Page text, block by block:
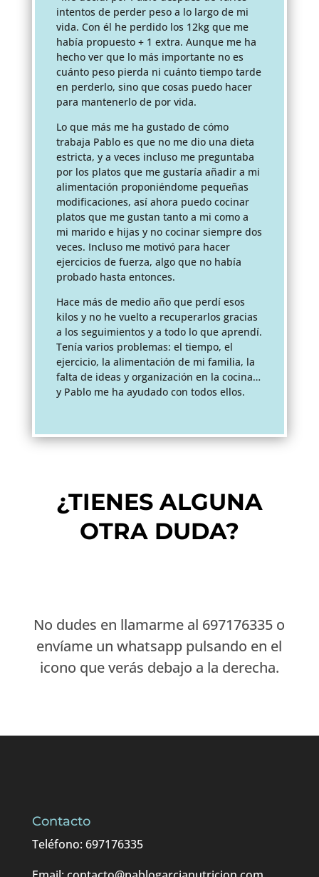
intentos de perder peso a lo largo de mi
vida. Con él he perdido los 12kg que me
había propuesto + 1 extra. Aunque me ha
hecho ver que lo más importante no es
cuánto peso pierda ni cuánto tiempo tarde
en perderlo, sino que cosas puedo hacer
para mantenerlo de por vida.
Lo que más me ha gustado de cómo
trabaja Pablo es que no me dio una dieta
estricta, y a veces incluso me preguntaba
por los platos que me gustaría añadir a mi
alimentación proponiéndome pequeñas
modificaciones, así ahora puedo cocinar
platos que me gustan tanto a mi como a
mi marido e hijas y no cocinar siempre dos
veces. Incluso me motivó para hacer
ejercicios de fuerza, algo que no había
probado hasta entonces.
Hace más de medio año que perdí esos
kilos y no he vuelto a recuperarlos gracias
a los seguimientos y a todo lo que aprendí.
Tenía varios problemas: el tiempo, el
ejercicio, la alimentación de mi familia, la
falta de ideas y organización en la cocina…
y Pablo me ha ayudado con todos ellos.
¿TIENES ALGUNA
OTRA DUDA?
No dudes en llamarme al 697176335 o
envíame un whatsapp pulsando en el
icono que verás debajo a la derecha.
Contacto
Teléfono: 697176335